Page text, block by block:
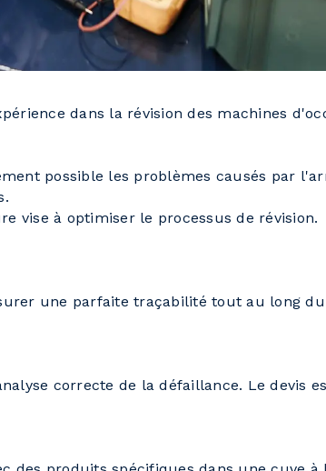
dans la révision des machines
possible les problèmes causés par
vise à optimiser le processus de révision.
une parfaite traçabilité tout au long
correcte de la défaillance. Le devis